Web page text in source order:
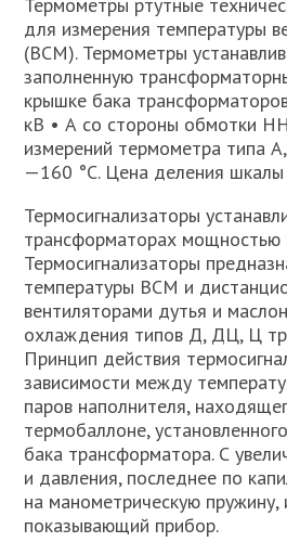
для измерения температуры
(ВСМ). Термометры
заполненную
крышке бака
кВ • А со стороны обмотки
измерений термометра типа
—160 °С. Цена деления
Термосигнализаторы
трансформаторах
Термосигнализаторы
температуры ВСМ и
вентиляторами дутья и
охлаждения типов Д, ДЦ, Ц
Принцип действия
зависимости между
паров наполнителя,
термобаллоне,
бака трансформатора. С
и давления, последнее по
на манометрическую
показывающий прибор.